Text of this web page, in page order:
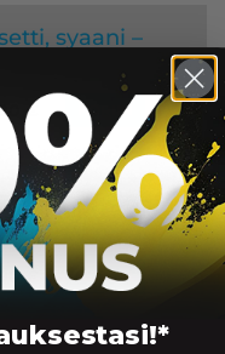
syaani –
€ KORIIN
magenta –
€ KORIIN